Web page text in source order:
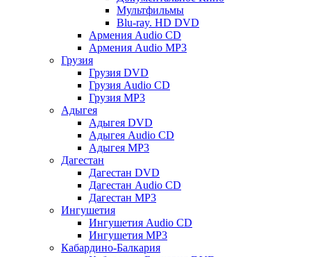
Мультфильмы
Blu-ray. HD DVD
Армения Audio CD
Армения Audio MP3
Грузия
Грузия DVD
Грузия Audio CD
Грузия MP3
Адыгея
Адыгея DVD
Адыгея Audio CD
Адыгея MP3
Дагестан
Дагестан DVD
Дагестан Audio CD
Дагестан MP3
Ингушетия
Ингушетия Audio CD
Ингушетия MP3
Кабардино-Балкария